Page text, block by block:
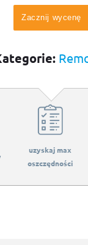
Zacznij wycenę
uzyskaj max
oszczędności